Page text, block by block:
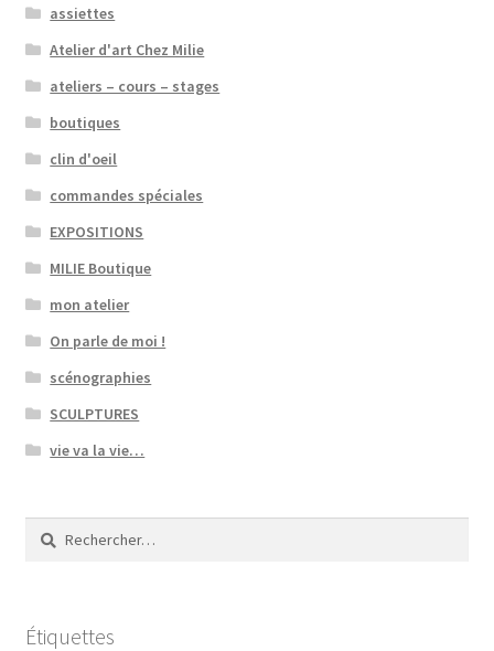
assiettes
Atelier d'art Chez Milie
ateliers – cours – stages
boutiques
clin d'oeil
commandes spéciales
EXPOSITIONS
MILIE Boutique
mon atelier
On parle de moi !
scénographies
SCULPTURES
vie va la vie…
Rechercher :
Étiquettes